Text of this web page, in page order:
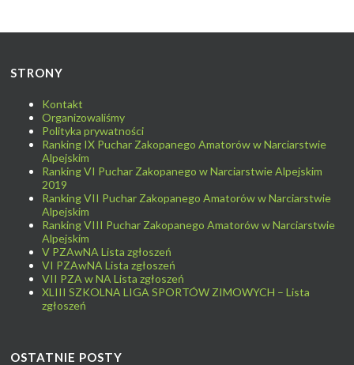
STRONY
Kontakt
Organizowaliśmy
Polityka prywatności
Ranking IX Puchar Zakopanego Amatorów w Narciarstwie
Alpejskim
Ranking VI Puchar Zakopanego w Narciarstwie Alpejskim
2019
Ranking VII Puchar Zakopanego Amatorów w Narciarstwie
Alpejskim
Ranking VIII Puchar Zakopanego Amatorów w Narciarstwie
Alpejskim
V PZAwNA Lista zgłoszeń
VI PZAwNA Lista zgłoszeń
VII PZA w NA Lista zgłoszeń
XLIII SZKOLNA LIGA SPORTÓW ZIMOWYCH – Lista
zgłoszeń
OSTATNIE POSTY